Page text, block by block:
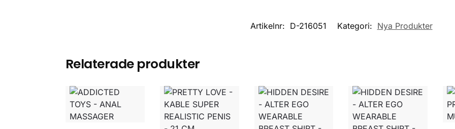
Artikelnr: D-216051 Kategori: Nya Produkter
Relaterade produkter